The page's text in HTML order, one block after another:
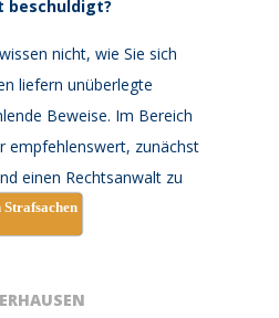
beschuldigt?
nicht, wie Sie sich
liefern unüberlegte
Beweise. Im Bereich
empfehlenswert, zunächst
einen Rechtsanwalt zu